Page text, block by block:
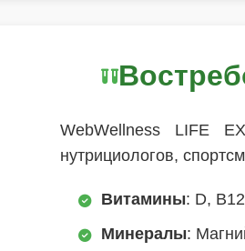
WebWellness LIFE
нутрициологов,
Витамины: D,
Минералы: